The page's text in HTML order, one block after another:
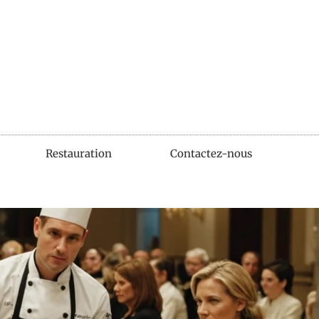
Restauration Contactez-nous